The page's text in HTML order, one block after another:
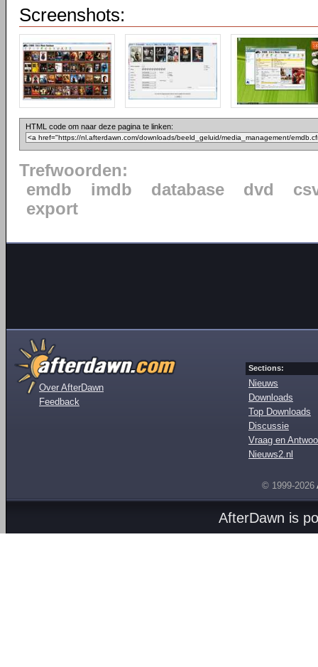
Screenshots:
HTML code om naar deze pagina te linken:
Trefwoorden:
emdb
imdb database dvd
export
Over AfterDawn
Feedback
Sections:
Nieuws
Downloads
Top Downloads
Discussie
Vraag en
Nieuws2.nl
© 1999-2026
AfterDawn is